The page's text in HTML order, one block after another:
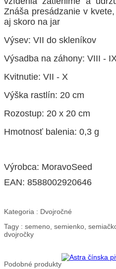
Znáša presádzanie v
aj skoro na jar
Výsev: VII do skleníkov
Výsadba na záhony: VIII -
Kvitnutie: VII - X
Výška rastlín: 20 cm
Rozostup: 20 x 20 cm
Hmotnosť balenia: 0,3 g
Výrobca: MoravoSeed
EAN: 8588002920646
Kategoria : Dvojročné
Tagy : semeno, semienko,
dvojročky
Podobné produkty